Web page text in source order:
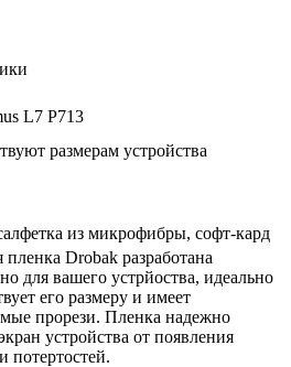
L7 P713
размерам устройства
из микрофибры, софт-кард
пленка Drobak разработана
для вашего устрйоства, идеально
его размеру и имеет
прорези. Пленка надежно
устройства от появления
потертостей.